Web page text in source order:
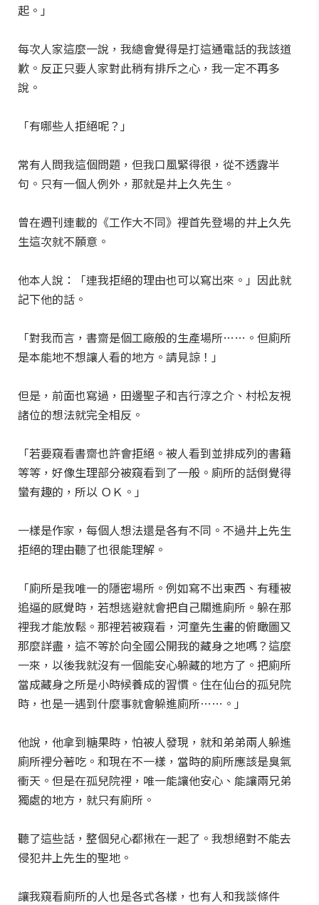
起。」
每次人家這麼一說，我總會覺得是打這通電話的我該道
歉。反正只要人家對此稍有排斥之心，我一定不再多
說。
「有哪些人拒絕呢？」
常有人問我這個問題，但我口風緊得很，從不透露半
句。只有一個人例外，那就是井上久先生。
曾在週刊連載的《工作大不同》裡首先登場的井上久先
生這次就不願意。
他本人說：「連我拒絕的理由也可以寫出來。」因此就
記下他的話。
「對我而言，書齋是個工廠般的生產場所……。但廁所
是本能地不想讓人看的地方。請見諒！」
但是，前面也寫過，田邊聖子和吉行淳之介、村松友視
諸位的想法就完全相反。
「若要窺看書齋也許會拒絕。被人看到並排成列的書籍
等等，好像生理部分被窺看到了一般。廁所的話倒覺得
蠻有趣的，所以 ＯＫ。」
一樣是作家，每個人想法還是各有不同。不過井上先生
拒絕的理由聽了也很能理解。
「廁所是我唯一的隱密場所。例如寫不出東西、有種被
追逼的感覺時，若想逃避就會把自己關進廁所。躲在那
裡我才能放鬆。那裡若被窺看，河童先生畫的俯瞰圖又
那麼詳盡，這不等於向全國公開我的藏身之地嗎？這麼
一來，以後我就沒有一個能安心躲藏的地方了。把廁所
當成藏身之所是小時候養成的習慣。住在仙台的孤兒院
時，也是一遇到什麼事就會躲進廁所……。」
他說，他拿到糖果時，怕被人發現，就和弟弟兩人躲進
廁所裡分著吃。和現在不一樣，當時的廁所應該是臭氣
衝天。但是在孤兒院裡，唯一能讓他安心、能讓兩兄弟
獨處的地方，就只有廁所。
聽了這些話，整個兒心都揪在一起了。我想絕對不能去
侵犯井上先生的聖地。
讓我窺看廁所的人也是各式各樣，也有人和我談條件